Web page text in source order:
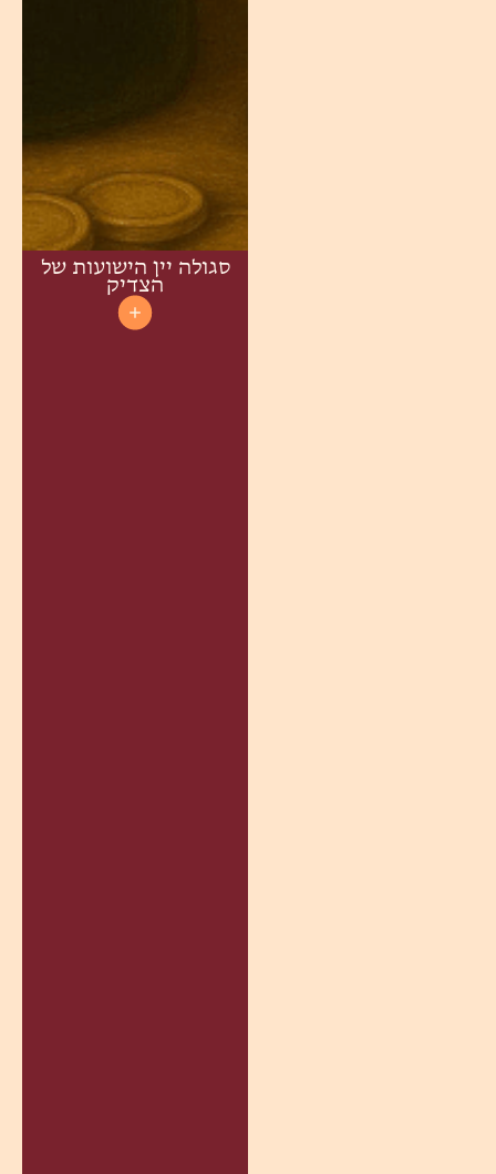
סגולה יין הישועות של
הצדיק